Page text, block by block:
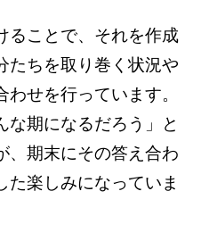
ることで、それを作成
たちを取り巻く状況や
せを行っています。
な期になるだろう」と
、期末にその答え合わ
た楽しみになっていま